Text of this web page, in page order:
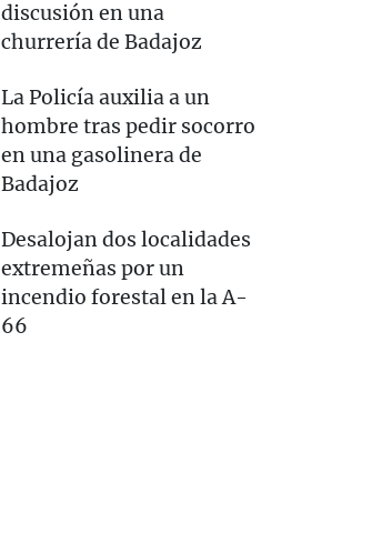
discusión en una
churrería de Badajoz
La Policía auxilia a un
hombre tras pedir socorro
en una gasolinera de
Badajoz
Desalojan dos localidades
extremeñas por un
incendio forestal en la A-
66